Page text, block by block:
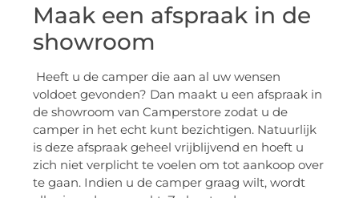
Maak een afspraak in de
showroom
Heeft u de camper die aan al uw wensen
voldoet gevonden? Dan maakt u een afspraak in
de showroom van Camperstore zodat u de
camper in het echt kunt bezichtigen. Natuurlijk
is deze afspraak geheel vrijblijvend en hoeft u
zich niet verplicht te voelen om tot aankoop over
te gaan. Indien u de camper graag wilt, wordt